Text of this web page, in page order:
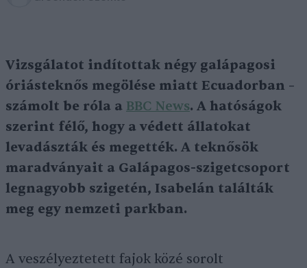
Vizsgálatot indítottak négy galápagosi
óriásteknős megölése miatt Ecuadorban –
számolt be róla a BBC News. A hatóságok
szerint félő, hogy a védett állatokat
levadászták és megették. A teknősök
maradványait a Galápagos-szigetcsoport
legnagyobb szigetén, Isabelán találták
meg egy nemzeti parkban.
A veszélyeztetett fajok közé sorolt